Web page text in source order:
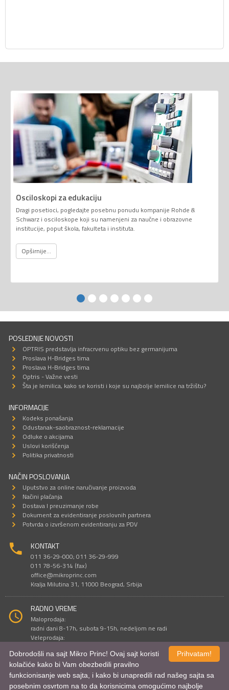
Osciloskopi za edukaciju
Dragi posetioci, pogledajte posebnu ponudu kompanije Rohde &
Schwarz i osciloskope koji su namenjeni za naučne i obrazovne
institucije, poput škola, fakulteta i instituta.
Opširnije...
POSLEDNJE NOVOSTI
OPTRIS predstavlja infracrvenu optiku bez germanijuma
Proslava H-Bridges tima
Proslava H-Bridges tima
Optris - Važne vesti
Šta je lemilica, kako se koristi i koje su najbolje lemilice na tržištu?
INFORMACIJE
Kodeks ponašanja
Odustanak-saobraznost-reklamacije
Odluke o akcijama
Uslovi korišćenja
Politika privatnosti
NAČIN POSLOVANJA
Uputstvo za online naručivanje proizvoda
Načini plaćanja
Dostava I preuzimanje robe
Dokument za evidentiranje poslovnih partnera
Potvrda o izvršenom evidentiranju za PDV
KONTAKT
011 36-29-000; 011 36-29-999
011 78-56-314 (fax)
office@mikroprinc.com
Kralja Milutina 31, 11000 Beograd, Srbija
RADNO VREME
Maloprodaja:
radni dani 8-17h, subota 9-15h, nedeljom ne radi
Veleprodaja:
Sve cene su iskazane u dinarima. PDV je uračunat u cenu.
© Mikro Princ 1999 - 2026. Sva prava su zadržana.
Prihvatam!
Dobrodošli na sajt Mikro Princ! Ovaj sajt koristi
kolačiće kako bi Vam obezbedili pravilno
funkcionisanje web sajta, i kako bi unapredili rad našeg sajta sa
posebnim osvrtom na to da korisnicima omogućimo najbolje